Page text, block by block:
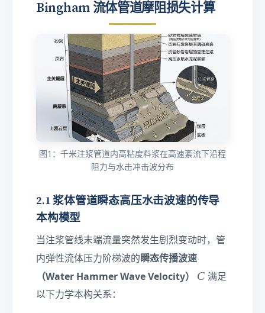
Bingham 流体管道摩阻损失计算
图1：千米注浆管道内高粘度料浆在高速紊流下沿程
阻力与水击冲击波分布
2.1 浆体管道瞬态高压水击波速的传导
本构模型
当注浆管线末端流量突然发生剧烈变动时，管
内弹性流体压力阶梯波的瞬态传播波速
（Water Hammer Wave Velocity） C
C 满足
以下力学本构关系：